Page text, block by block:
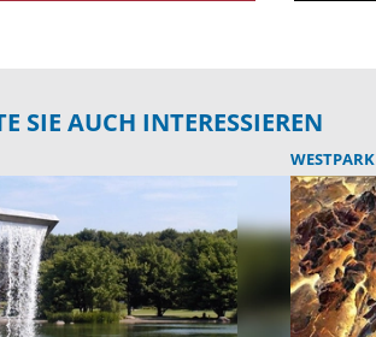
SIE AUCH INTERESSIEREN
WESTPARK